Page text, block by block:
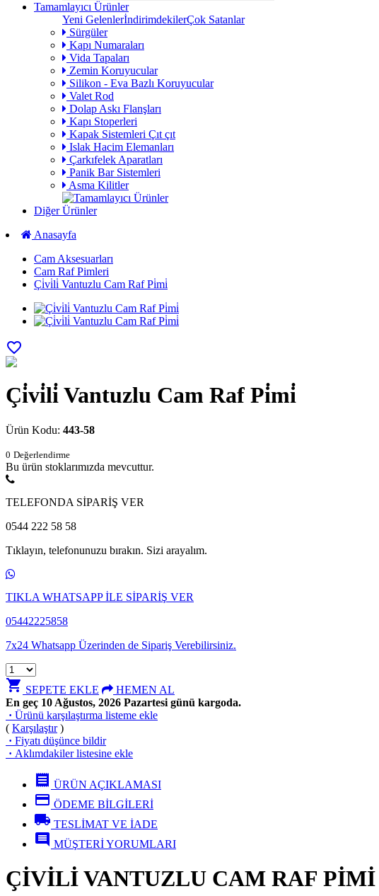
Tamamlayıcı Ürünler
Yeni GelenlerİndirimdekilerÇok Satanlar
Sürgüler
Kapı Numaraları
Vida Tapaları
Zemin Koruyucular
Silikon - Eva Bazlı Koruyucular
Valet Rod
Dolap Askı Flanşları
Kapı Stoperleri
Kapak Sistemleri Çıt çıt
Islak Hacim Elemanları
Çarkıfelek Aparatları
Panik Bar Sistemleri
Asma Kilitler
Diğer Ürünler
Anasayfa
Cam Aksesuarları
Cam Raf Pimleri
Çi̇vi̇li̇ Vantuzlu Cam Raf Pi̇mi̇
favorite_border
Çi̇vi̇li̇ Vantuzlu Cam Raf Pi̇mi̇
Ürün Kodu: 443-58
0 Değerlendirme
Bu ürün stoklarımızda mevcuttur.
TELEFONDA SİPARİŞ VER
0544 222 58 58
Tıklayın, telefonunuzu bırakın. Sizi arayalım.
TIKLA WHATSAPP İLE SİPARİŞ VER
05442225858
7x24 Whatsapp Üzerinden de Sipariş Verebilirsiniz.
shopping_cart SEPETE EKLE
HEMEN AL
En geç 10 Ağustos, 2026 Pazartesi günü kargoda.
· Ürünü karşılaştırma listeme ekle
( Karşılaştır)
· Fiyatı düşünce bildir
· Aklımdakiler listesine ekle
receipt ÜRÜN AÇIKLAMASI
credit_card ÖDEME BİLGİLERİ
local_shipping TESLİMAT VE İADE
comment MÜŞTERİ YORUMLARI
ÇİVİLİ VANTUZLU CAM RAF PİMİ